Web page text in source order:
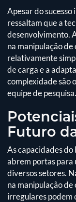
Apesar do sucesso
ressaltam que a
desenvolvimento.
na manipulação
relativamente
de carga e a
complexidade são
equipe de pesquisa.
Futuro
As capacidades
abrem portas para
diversos setores.
na manipulação
irregulares podem